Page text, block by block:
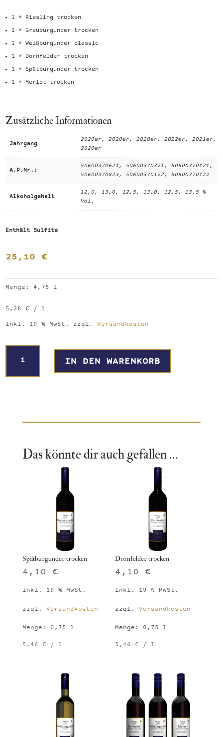
1 * Riesling trocken
1 * Grauburgunder trocken
1 * Weißburgunder classic
1 * Dornfelder trocken
1 * Spätburgunder trocken
1 * Merlot trocken
Zusätzliche Informationen
Jahrgang
2020er, 2020er, 2020er, 2022er, 2021er,
2020er
A.P.Nr.:
50600370621, 50600370321, 50600370121,
50600370823, 50600370122, 50600370122
Alkoholgehalt
12,0, 13,0, 12,5, 13,0, 12,5, 13,5 %
Vol.
Enthält Sulfite
25,10€
Menge: 4,75 l
5,28€ / l
inkl. 19 % MwSt. zzgl. Versandkosten
IN DEN WARENKORB
a
v
Das könnte dir auch gefallen …
Spätburgunder trocken
4,10 €
inkl. 19 % MwSt.
zzgl. Versandkosten
Menge: 0,75 l
5,46 € / l
Dornfelder trocken
4,10 €
inkl. 19 % MwSt.
zzgl.Versandkosten
Menge: 0,75 l
5,46€ / l